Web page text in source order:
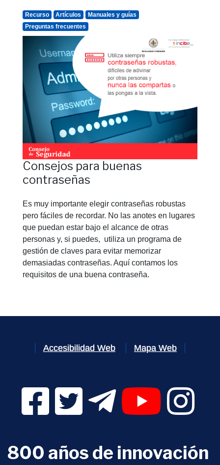
Recurso Artículos
Manuales y guías
Preguntas frecuentes
Consejos para buenas
contraseñas
Es muy importante elegir contraseñas robustas
pero fáciles de recordar. No las anotes en lugares
que puedan estar bajo el alcance de otras
personas y, si puedes, utiliza un programa de
gestión de claves para evitar memorizar
demasiadas contraseñas. Aquí contamos los
requisitos de una buena contraseña.
Accesibilidad Web Mapa Web
Facebook Digital UVa (se abrirá en una nueva
Twitter Digital UVa (se abrirá en una
Telegram Digital UVa (se
YouTube Digital
800 años de innovación